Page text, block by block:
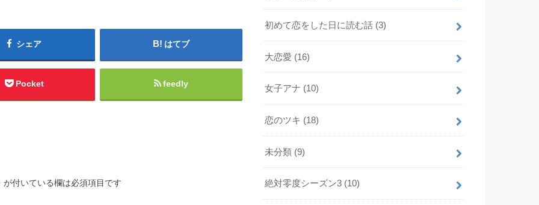
シェア はてブ
Pocket feedly
が付いている欄は必須項目です
初めて恋をした日に読む話 (3)
大恋愛 (16)
女子アナ (10)
恋のツキ (18)
未分類 (9)
絶対零度シーズン3 (10)